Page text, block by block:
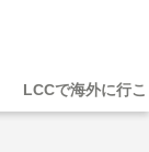
LCCで海外に行